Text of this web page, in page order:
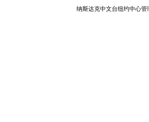
纳斯达克中文台纽约中心管